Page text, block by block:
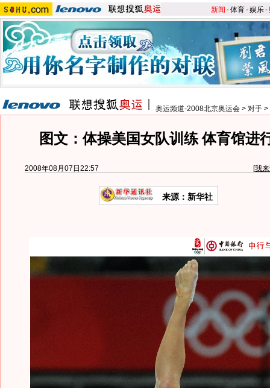
新闻 -体育-娱乐-
奥运频道-2008北京奥运会 > 对手 >
图文：体操美国女队训练 体育馆进
2008年08月07日22:57 [我
来源：新华社